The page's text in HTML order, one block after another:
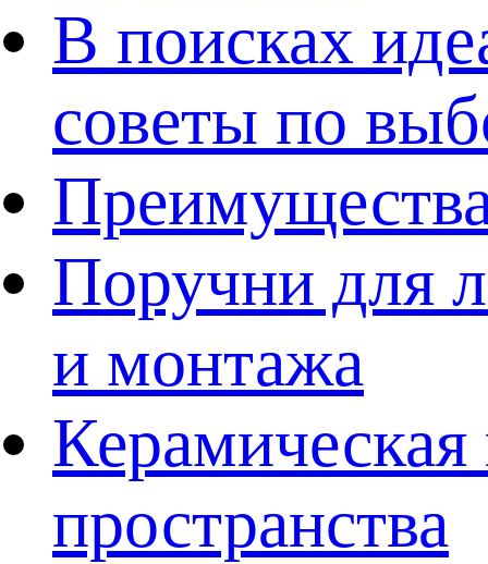
В поисках
советы по
Поручни для
и монтажа
пространства